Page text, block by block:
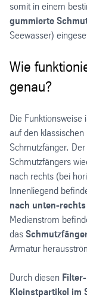
somit in einem
gummierte
Seewasser)
Wie
genau?
Die
auf den
Schmutzfänger.
Schmutzfängers
nach rechts (bei
Innenliegend
nach unten-
Medienstrom
das
Armatur
Durch diesen
Kleinstpartikel im